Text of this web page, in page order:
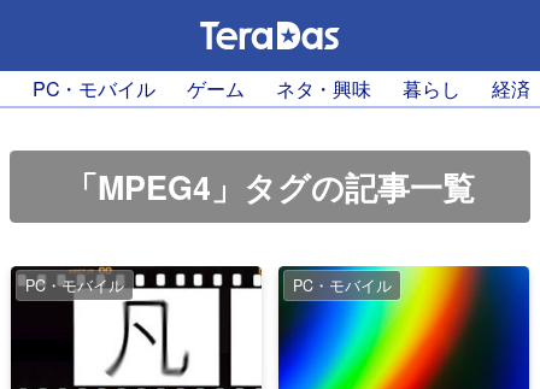
PC・モバイル ゲーム ネタ・興味 暮らし 経済
「MPEG4」タグの記事一覧
PC・モバイル PC・モバイル